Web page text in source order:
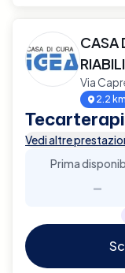
CASA
Via
2.2 km
Vedi altre
Prima
-